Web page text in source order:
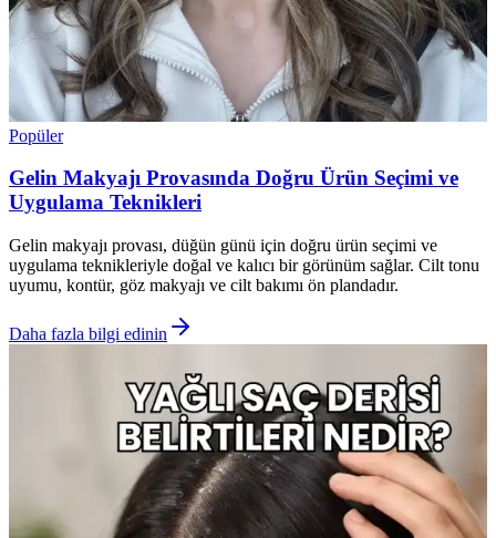
Popüler
Gelin Makyajı Provasında Doğru Ürün Seçimi ve
Uygulama Teknikleri
Gelin makyajı provası, düğün günü için doğru ürün seçimi ve
uygulama teknikleriyle doğal ve kalıcı bir görünüm sağlar. Cilt tonu
uyumu, kontür, göz makyajı ve cilt bakımı ön plandadır.
Daha fazla bilgi edinin